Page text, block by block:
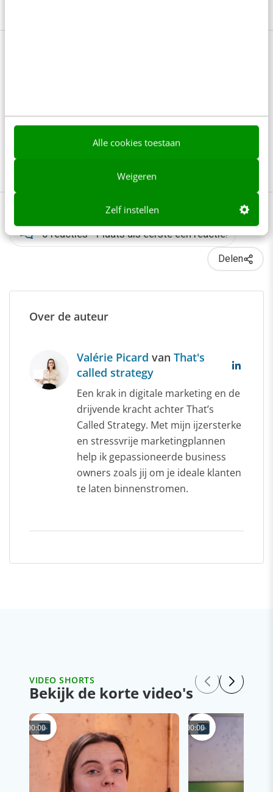
Alle cookies toestaan
Weigeren
Zelf instellen
0 reacties - Plaats als eerste een reactie!
Delen
Over de auteur
Valérie Picard van That's
called strategy
Een krak in digitale marketing en de
drijvende kracht achter That’s
Called Strategy. Met mijn ijzersterke
en stressvrije marketingplannen
help ik gepassioneerde business
owners zoals jij om je ideale klanten
te laten binnenstromen.
VIDEO SHORTS
Bekijk de korte video's
00:00 00:00